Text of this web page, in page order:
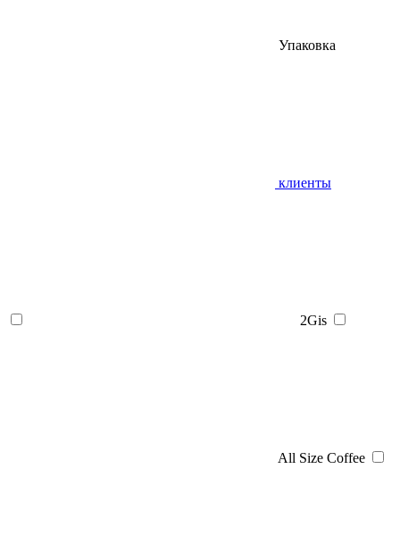
Упаковка
клиенты
2Gis
All Size Coffee